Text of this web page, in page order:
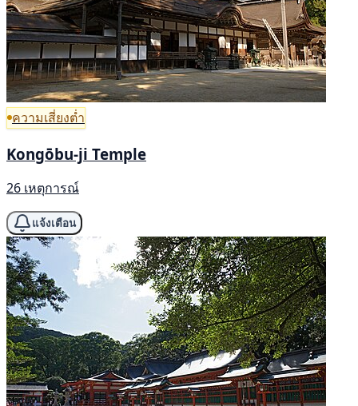
ความเสี่ยงต่ำ
Kongōbu-ji Temple
26 เหตุการณ์
แจ้งเตือน